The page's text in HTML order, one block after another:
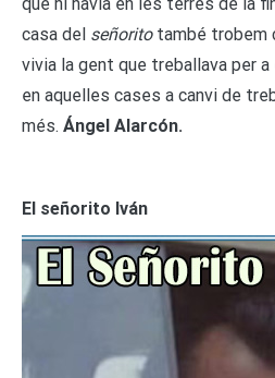
casa del señoritotambé trobem
vivia la gent que treballava per
en aquelles cases a canvi de
més. Ángel Alarcón.
El señorito Iván